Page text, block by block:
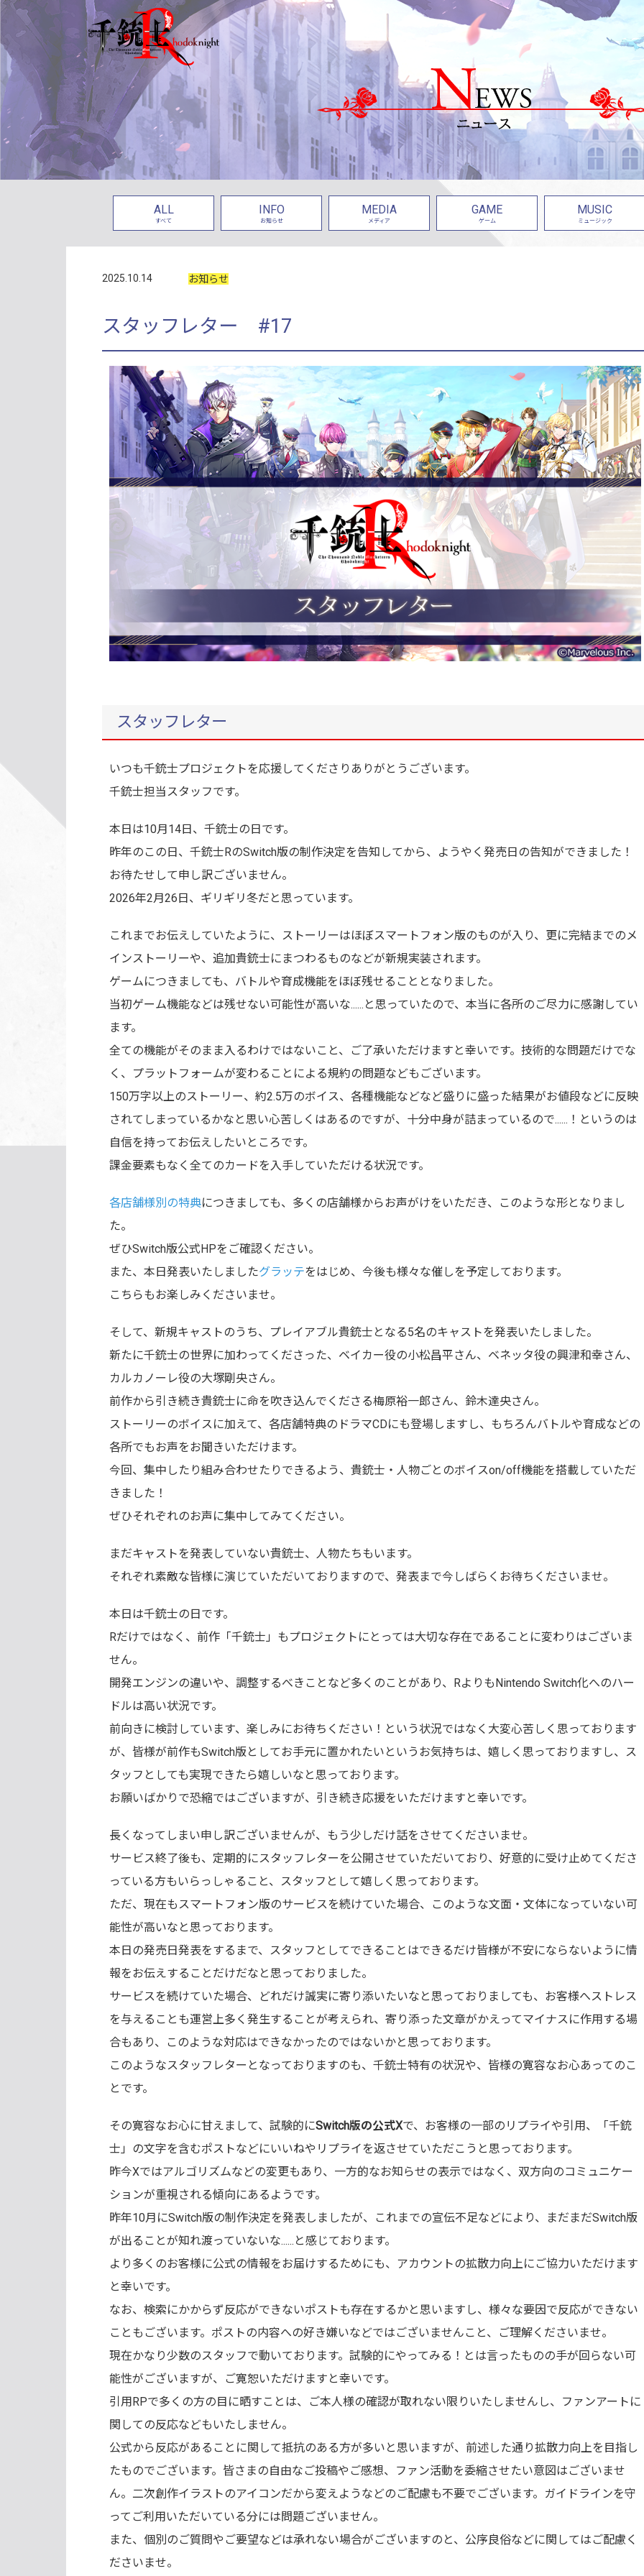
ALL
すべて
INFO
お知らせ
MEDIA
メディア
GAME
ゲーム
MUSIC
ミュージック
2025.10.14 お知らせ
スタッフレター #17
スタッフレター
いつも千銃士プロジェクトを応援してくださりありがとうございます。
千銃士担当スタッフです。
本日は10月14日、千銃士の日です。
昨年のこの日、千銃士RのSwitch版の制作決定を告知してから、ようやく発売日の告知ができました！
お待たせして申し訳ございません。
2026年2月26日、ギリギリ冬だと思っています。
これまでお伝えしていたように、ストーリーはほぼスマートフォン版のものが入り、更に完結までのメ
インストーリーや、追加貴銃士にまつわるものなどが新規実装されます。
ゲームにつきましても、バトルや育成機能をほぼ残せることとなりました。
当初ゲーム機能などは残せない可能性が高いな......と思っていたので、本当に各所のご尽力に感謝してい
ます。
全ての機能がそのまま入るわけではないこと、ご了承いただけますと幸いです。技術的な問題だけでな
く、プラットフォームが変わることによる規約の問題などもございます。
150万字以上のストーリー、約2.5万のボイス、各種機能などなど盛りに盛った結果がお値段などに反映
されてしまっているかなと思い心苦しくはあるのですが、十分中身が詰まっているので......！というのは
自信を持ってお伝えしたいところです。
課金要素もなく全てのカードを入手していただける状況です。
各店舗様別の特典につきましても、多くの店舗様からお声がけをいただき、このような形となりまし
た。
ぜひSwitch版公式HPをご確認ください。
また、本日発表いたしましたグラッテをはじめ、今後も様々な催しを予定しております。
こちらもお楽しみくださいませ。
そして、新規キャストのうち、プレイアブル貴銃士となる5名のキャストを発表いたしました。
新たに千銃士の世界に加わってくださった、ベイカー役の小松昌平さん、ベネッタ役の興津和幸さん、
カルカノーレ役の大塚剛央さん。
前作から引き続き貴銃士に命を吹き込んでくださる梅原裕一郎さん、鈴木達央さん。
ストーリーのボイスに加えて、各店舗特典のドラマCDにも登場しますし、もちろんバトルや育成などの
各所でもお声をお聞きいただけます。
今回、集中したり組み合わせたりできるよう、貴銃士・人物ごとのボイスon/off機能を搭載していただ
きました！
ぜひそれぞれのお声に集中してみてください。
まだキャストを発表していない貴銃士、人物たちもいます。
それぞれ素敵な皆様に演じていただいておりますので、発表まで今しばらくお待ちくださいませ。
本日は千銃士の日です。
Rだけではなく、前作「千銃士」もプロジェクトにとっては大切な存在であることに変わりはございま
せん。
開発エンジンの違いや、調整するべきことなど多くのことがあり、RよりもNintendo Switch化へのハー
ドルは高い状況です。
前向きに検討しています、楽しみにお待ちください！という状況ではなく大変心苦しく思っております
が、皆様が前作もSwitch版としてお手元に置かれたいというお気持ちは、嬉しく思っておりますし、ス
タッフとしても実現できたら嬉しいなと思っております。
お願いばかりで恐縮ではございますが、引き続き応援をいただけますと幸いです。
長くなってしまい申し訳ございませんが、もう少しだけ話をさせてくださいませ。
サービス終了後も、定期的にスタッフレターを公開させていただいており、好意的に受け止めてくださ
っている方もいらっしゃること、スタッフとして嬉しく思っております。
ただ、現在もスマートフォン版のサービスを続けていた場合、このような文面・文体になっていない可
能性が高いなと思っております。
本日の発売日発表をするまで、スタッフとしてできることはできるだけ皆様が不安にならないように情
報をお伝えすることだけだなと思っておりました。
サービスを続けていた場合、どれだけ誠実に寄り添いたいなと思っておりましても、お客様へストレス
を与えることも運営上多く発生することが考えられ、寄り添った文章がかえってマイナスに作用する場
合もあり、このような対応はできなかったのではないかと思っております。
このようなスタッフレターとなっておりますのも、千銃士特有の状況や、皆様の寛容なお心あってのこ
とです。
その寛容なお心に甘えまして、試験的にSwitch版の公式Xで、お客様の一部のリプライや引用、「千銃
士」の文字を含むポストなどにいいねやリプライを返させていただこうと思っております。
昨今Xではアルゴリズムなどの変更もあり、一方的なお知らせの表示ではなく、双方向のコミュニケー
ションが重視される傾向にあるようです。
昨年10月にSwitch版の制作決定を発表しましたが、これまでの宣伝不足などにより、まだまだSwitch版
が出ることが知れ渡っていないな......と感じております。
より多くのお客様に公式の情報をお届けするためにも、アカウントの拡散力向上にご協力いただけます
と幸いです。
なお、検索にかからず反応ができないポストも存在するかと思いますし、様々な要因で反応ができない
こともございます。ポストの内容への好き嫌いなどではございませんこと、ご理解くださいませ。
現在かなり少数のスタッフで動いております。試験的にやってみる！とは言ったものの手が回らない可
能性がございますが、ご寛恕いただけますと幸いです。
引用RPで多くの方の目に晒すことは、ご本人様の確認が取れない限りいたしませんし、ファンアートに
関しての反応などもいたしません。
公式から反応があることに関して抵抗のある方が多いと思いますが、前述した通り拡散力向上を目指し
たものでございます。皆さまの自由なご投稿やご感想、ファン活動を委縮させたい意図はございませ
ん。二次創作イラストのアイコンだから変えようなどのご配慮も不要でございます。ガイドラインを守
ってご利用いただいている分には問題ございません。
また、個別のご質問やご要望などは承れない場合がございますのと、公序良俗などに関してはご配慮く
ださいませ。